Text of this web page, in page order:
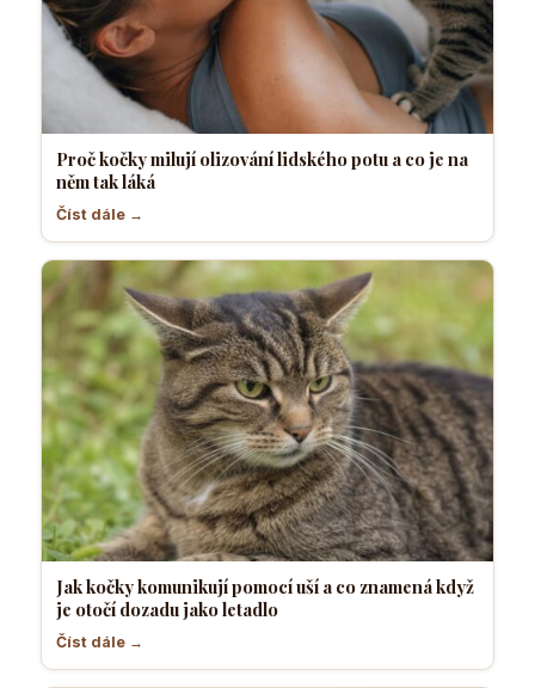
Proč kočky milují olizování lidského potu a co je na
něm tak láká
Číst dále →
Jak kočky komunikují pomocí uší a co znamená když
je otočí dozadu jako letadlo
Číst dále →